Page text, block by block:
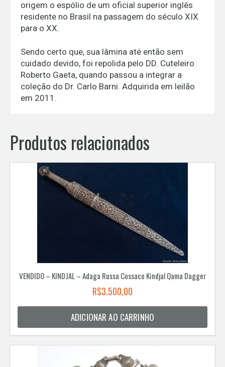
origem o espólio de um oficial superior inglês
residente no Brasil na passagem do século XIX
para o XX.
Sendo certo que, sua lâmina até então sem
cuidado devido, foi repolida pelo DD. Cuteleiro
Roberto Gaeta, quando passou a integrar a
coleção do Dr. Carlo Barni. Adquirida em leilão
em 2011.
Produtos relacionados
VENDIDO – KINDJAL – Adaga Russa Cossaco Kindjal Qama Dagger
R$3.500,00
ADICIONAR AO CARRINHO